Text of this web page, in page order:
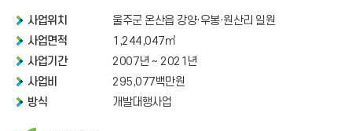
사업위치
울주군 온산읍 강양·우봉·원산리 일원
사업면적
1,244,047㎡
사업기간
2007년 ~ 2021년
사업비
295,077백만원
방식
개발대행사업